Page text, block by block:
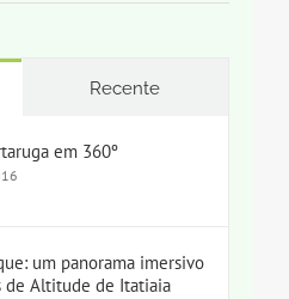
Recente
em 360º
um panorama imersivo
de Altitude de Itatiaia